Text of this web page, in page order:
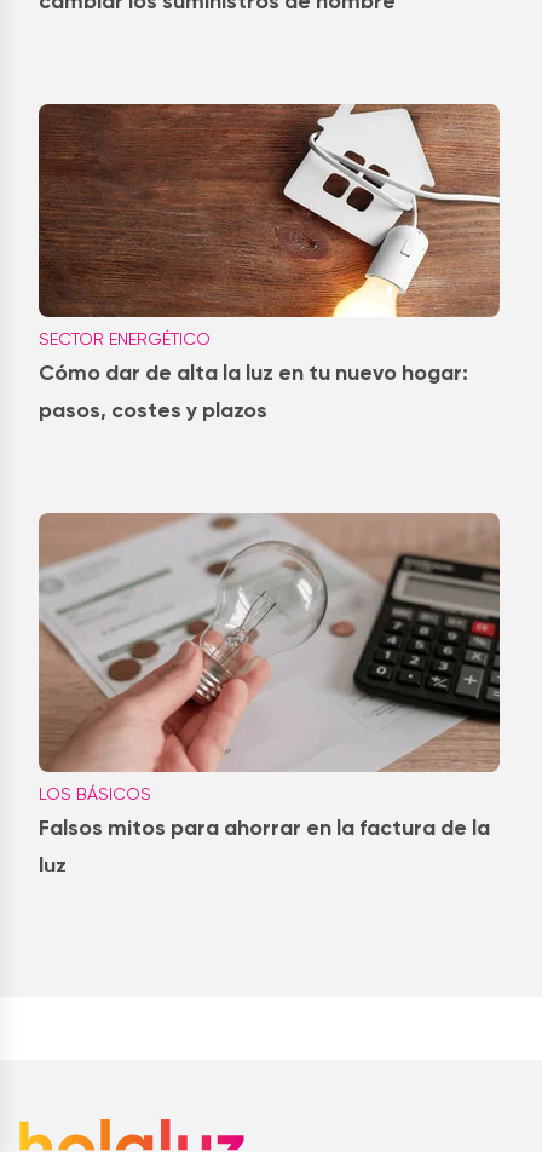
SECTOR ENERGÉTICO
Cómo dar de alta la luz en tu nuevo hogar:
pasos, costes y plazos
LOS BÁSICOS
Falsos mitos para ahorrar en la factura de la
luz